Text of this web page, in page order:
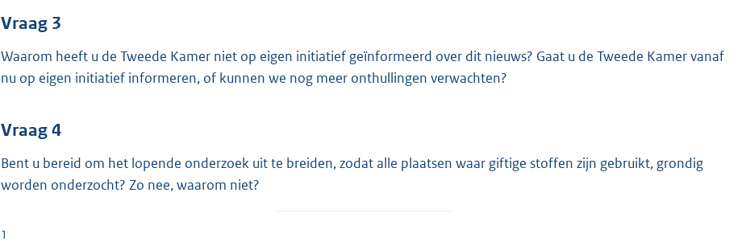
K
b
Vraag 3
Waarom heeft u de Tweede Kamer niet op eigen initiatief geïnformeerd over dit nieuws? Gaat u de Tweede Kamer vanaf
nu op eigen initiatief informeren, of kunnen we nog meer onthullingen verwachten?
Vraag 4
Bent u bereid om het lopende onderzoek uit te breiden, zodat alle plaatsen waar giftige stoffen zijn gebruikt, grondig
worden onderzocht? Zo nee, waarom niet?
1